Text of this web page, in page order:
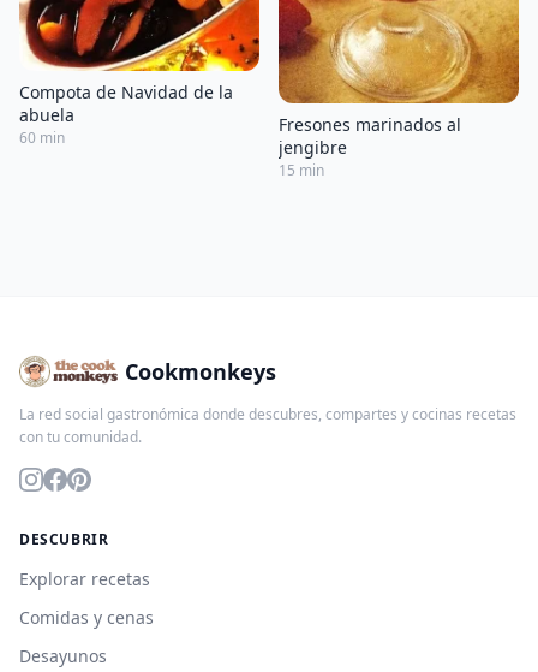
Compota de Navidad de la
abuela
60 min
Fresones marinados al
jengibre
15 min
Cookmonkeys
La red social gastronómica donde descubres, compartes y cocinas recetas
con tu comunidad.
DESCUBRIR
Explorar recetas
Comidas y cenas
Desayunos